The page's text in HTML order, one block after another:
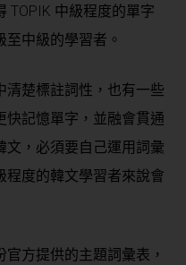
TOPIK 中級程度的單字
中級的學習者。
清楚標註詞性，也有一些
快記憶單字，並融會貫通
文，必須要自己運用詞彙
程度的韓文學習者來說會
方提供的主題詞彙表，